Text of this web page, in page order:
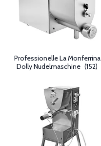
Professionelle La Monferrina
Dolly Nudelmaschine (152)